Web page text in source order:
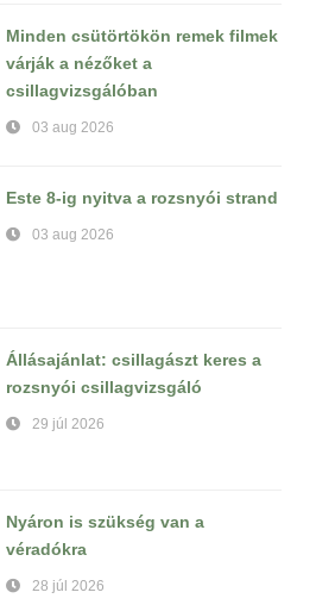
Minden csütörtökön remek filmek
várják a nézőket a
csillagvizsgálóban
03 aug 2026
Este 8-ig nyitva a rozsnyói strand
03 aug 2026
Állásajánlat: csillagászt keres a
rozsnyói csillagvizsgáló
29 júl 2026
Nyáron is szükség van a
véradókra
28 júl 2026